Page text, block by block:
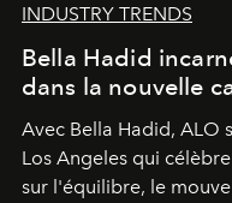
INDUSTRY TRENDS
Bella Hadid
dans la nouvelle
Avec Bella Hadid, ALO
Los Angeles qui
sur l'équilibre, le